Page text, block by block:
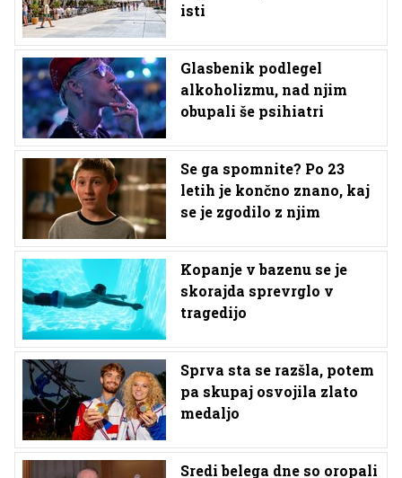
isti
Glasbenik podlegel
alkoholizmu, nad njim
obupali še psihiatri
Se ga spomnite? Po 23
letih je končno znano, kaj
se je zgodilo z njim
Kopanje v bazenu se je
skorajda sprevrglo v
tragedijo
Sprva sta se razšla, potem
pa skupaj osvojila zlato
medaljo
Sredi belega dne so oropali